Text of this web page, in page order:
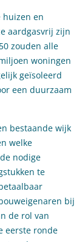
huizen en
aardgasvrij zijn
zouden alle
woningen
geïsoleerd
een duurzaam
bestaande wijk
welke
nodige
te
bij
de rol van
eerste ronde